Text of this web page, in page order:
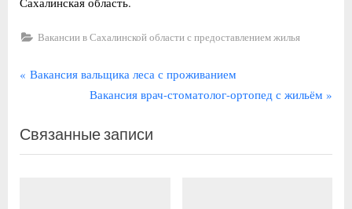
Вакансии в Сахалинской области с предоставлением жилья
Навигация
записям
П
д
ы
Вакансия вальщика леса с проживанием
С
е
д
Вакансия врач-стоматолог-ортопед с жильём
Связанные записи